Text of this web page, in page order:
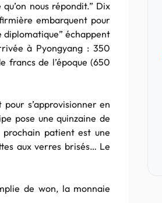
nous répondit.” Dix
embarquent pour
diplomatique” échappent
à Pyongyang : 350
francs de l’époque (650
s’approvisionner en
pose une quinzaine de
patient est une
aux verres brisés… Le
de won, la monnaie